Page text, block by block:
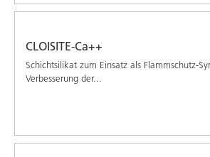
CLOISITE-Ca++
Schichtsilikat zum Einsatz als Flammschutz-
Verbesserung der...